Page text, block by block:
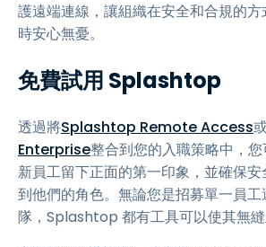
護遠端連線，讓組織在安全和合規的
時安心無憂。
免費試用 Splashtop
透過將Splashtop Remote Access
Enterprise整合到您的入職策略中，
新員工留下正面的第一印象，並確保
到他們的角色。無論您是招募單一員
隊，Splashtop 都有工具可以使其無縫